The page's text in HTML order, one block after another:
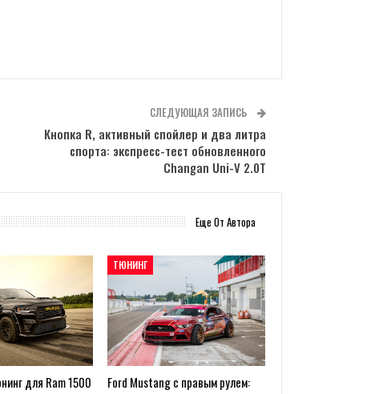
СЛЕДУЮЩАЯ ЗАПИСЬ
Кнопка R, активный спойлер и два литра
спорта: экспресс-тест обновленного
Changan Uni-V 2.0T
Еще От Автора
для Ram 1500
ТЮНИНГ
Ford Mustang с правым рулем: